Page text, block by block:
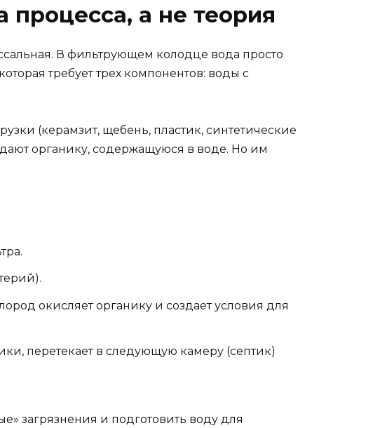
процесса, а не теория
В фильтрующем колодце вода просто
требует трех компонентов: воды с
(керамзит, щебень, пластик, синтетические
органику, содержащуюся в воде. Но им
окисляет органику и создает условия для
перетекает в следующую камеру (септик)
загрязнения и подготовить воду для